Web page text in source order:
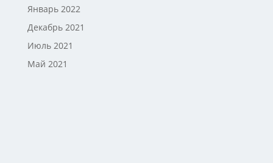
Январь 2022
Декабрь 2021
Июль 2021
Май 2021